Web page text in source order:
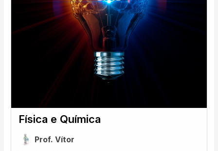
Física e Química
Prof. Vítor